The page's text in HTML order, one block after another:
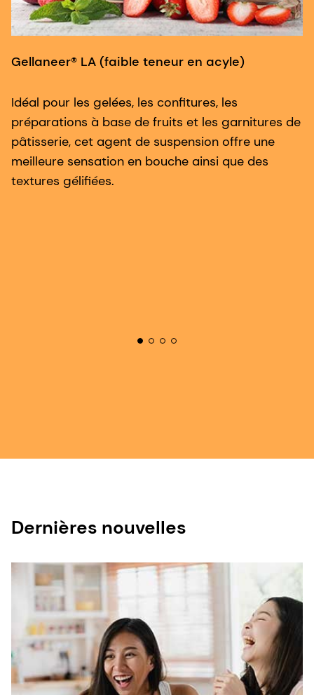
Gellaneer® LA (faible teneur en acyle)
Idéal pour les gelées, les confitures, les
préparations à base de fruits et les garnitures de
pâtisserie, cet agent de suspension offre une
meilleure sensation en bouche ainsi que des
textures gélifiées.
Dernières nouvelles